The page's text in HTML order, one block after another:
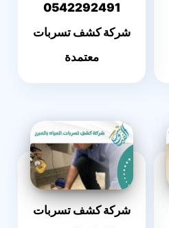
0542292491
شركة كشف تسربات
معتمدة
شركة كشف تسربات